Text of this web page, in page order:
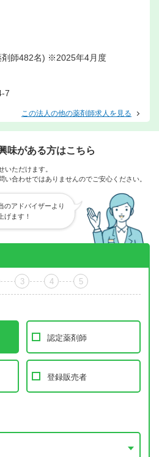
剤師482名) ※2025年4月度
7
この法人の他の薬剤師求人を見る
味がある方はこちら
いただけます。
い合わせではありませんのでご安心ください。
のアドバイザーより
げます！
3 4 5
認定薬剤師
登録販売者